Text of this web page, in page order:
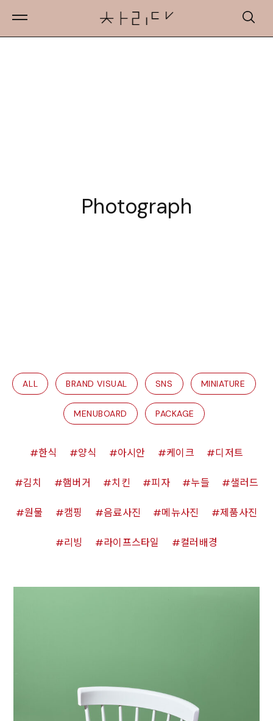
ALL BRAND VISUAL SNS MINIATURE
MENUBOARD PACKAGE
한식 양식 아시안 케이크 디저트
김치 햄버거 치킨 피자 누들 샐러드
원물 캠핑 음료사진 메뉴사진 제품사진
리빙 라이프스타일 컬러배경